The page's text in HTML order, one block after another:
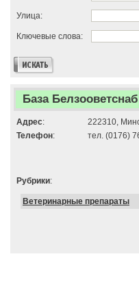
Улица:
Ключевые слова:
База
Адрес:
222310,
Телефон: тел. (0176)
Рубрики:
Ветеринарные препараты